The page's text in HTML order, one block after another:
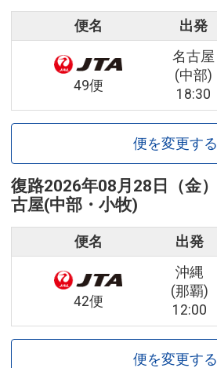
便名 出発
49便
名古屋
(中部)
18:30
便を変更する
復路2026年08月28日（金）
古屋(中部・小牧)
便名 出発
42便
沖縄
(那覇)
12:00
便を変更する